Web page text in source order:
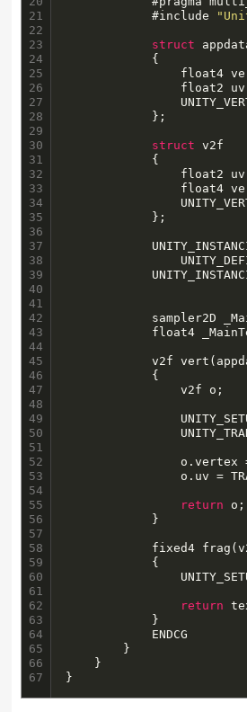
21
22
23
24
25
26
27
28
29
30
31
32
33
34
35
36
37
38
39
40
41
42
43
44
45
46
47
48
49
50
51
52
53
54
55
56
57
58
59
60
61
62
63
64
65
66
67
            #include
struct
            {
float4
float2
            };
struct v2f
            {
float2
float4
            };
sampler2D
float4
v2f
            {
                v2f o;
o.vertex
o.uv =
return o;
            }
fixed4
            {
return
            }
            ENDCG
        }
    }
}